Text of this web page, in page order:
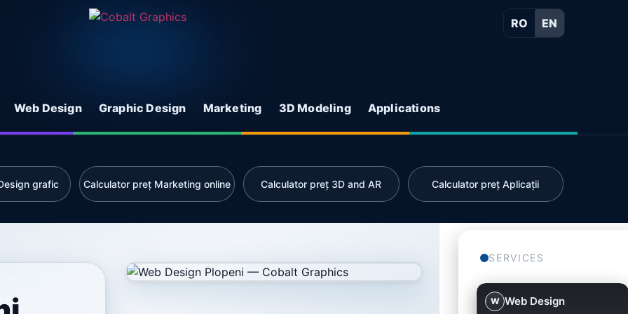
RO EN
Web Design Graphic Design Marketing 3D Modeling Applications
grafic Calculator preț Marketing online Calculator preț 3D and AR Calculator preț Aplicații
SERVICES
W Web Design